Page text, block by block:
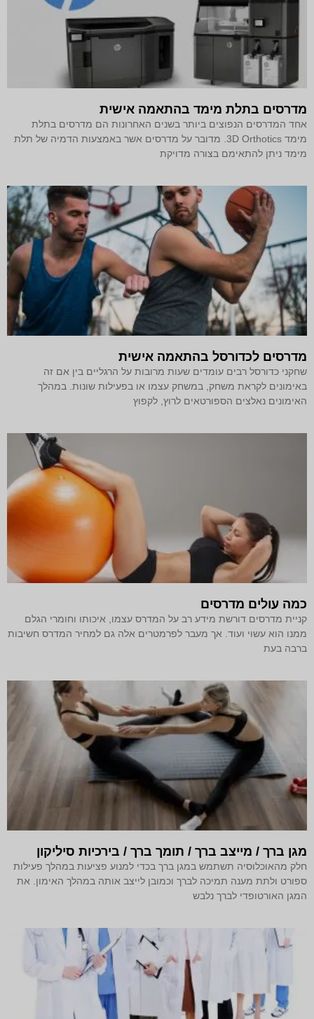
מדרסים בתלת מימד‎ בהתאמה אישית
אחד המדרסים הנפוצים ביותר בשנים האחרונות הם מדרסים בתלת
מימד 3D Orthotics. מדובר על מדרסים אשר באמצעות הדמיה של תלת
מימד ניתן להתאימם בצורה מדויקת
מדרסים לכדורסל בהתאמה אישית
שחקני כדורסל רבים עומדים שעות מרובות על הרגליים בין אם זה
באימונים לקראת משחק, במשחק עצמו או בפעילות שונות. במהלך
האימונים נאלצים הספורטאים לרוץ, לקפוץ
כמה עולים מדרסים
קניית מדרסים דורשת מידע רב על המדרס עצמו, איכותו וחומרי הגלם
ממנו הוא עשוי ועוד. אך מעבר לפרמטרים אלה גם למחיר המדרס חשיבות
ברבה בעת
מגן ברך / מייצב ברך / תומך ברך / בירכיות סיליקון
חלק מהאוכלוסיה תשתמש במגן ברך בכדי למנוע פציעות במהלך פעילות
ספורט ולתת מענה תמיכה לברך וכמובן לייצב אותה במהלך האימון. את
המגן האורטופדי לברך נלבש